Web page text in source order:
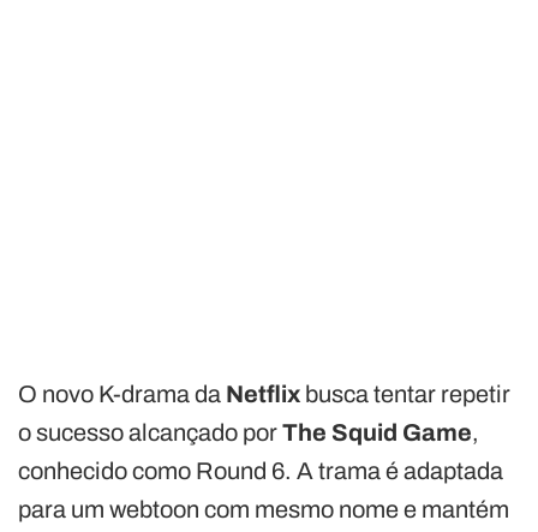
O novo K-drama da Netflix busca tentar repetir
o sucesso alcançado porThe Squid Game,
conhecido como Round 6. A trama é adaptada
para um webtoon com mesmo nome e mantém